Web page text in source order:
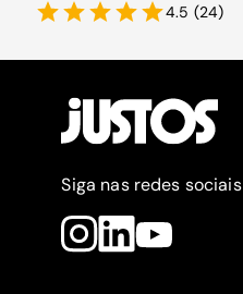
4.5 (24)
Siga nas redes sociais